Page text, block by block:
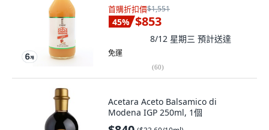
首購折扣價$1,551
45% $853
8/12 星期三 預計送達
免運
(60)
Acetara Aceto Balsamico di
Modena IGP 250ml, 1個